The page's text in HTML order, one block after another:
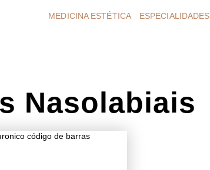
MEDICINA ESTÉTICA ESPECIALIDADES
Nasolabiais